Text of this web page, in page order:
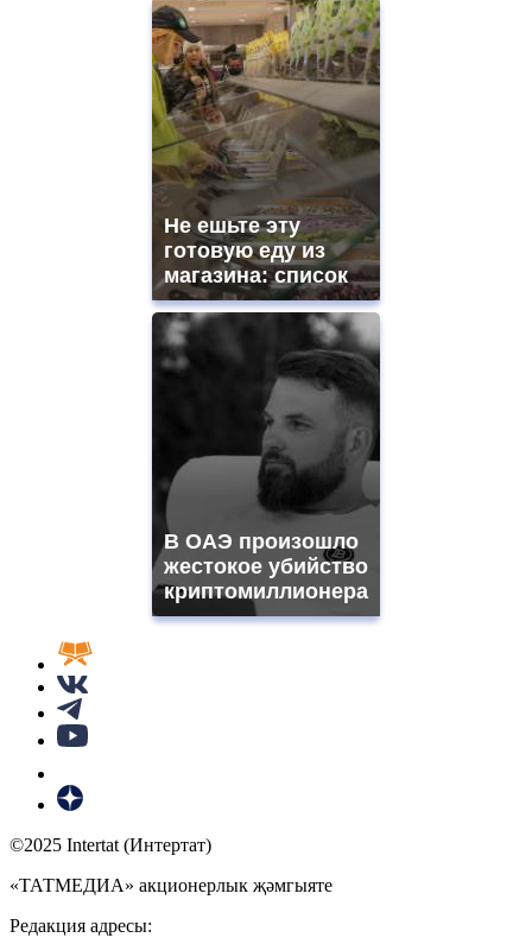
Не ешьте эту
готовую еду из
магазина: список
В ОАЭ произошло
жестокое убийство
криптомиллионера
©2025 Intertat (Интертат)
«ТАТМЕДИА» акционерлык җәмгыяте
Редакция адресы: